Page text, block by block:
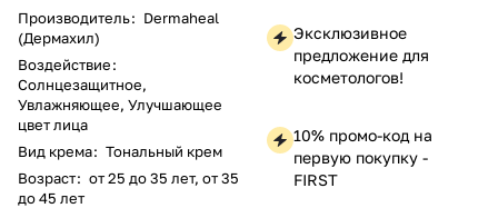
Производитель: Dermaheal
(Дермахил)
Воздействие:
Солнцезащитное,
Увлажняющее, Улучшающее
цвет лица
Вид крема: Тональный крем
Возраст: от 25 до 35 лет, от 35
до 45 лет
Эксклюзивное
предложение для
косметологов!
10% промо-код на
первую покупку -
FIRST